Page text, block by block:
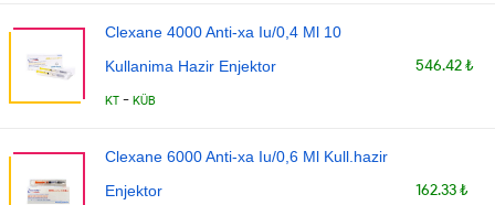
Clexane 4000 Anti-xa Iu/0,4 Ml 10
Kullanima Hazir Enjektor
KT - KÜB
546.42 ₺
Clexane 6000 Anti-xa Iu/0,6 Ml Kull.hazir
Enjektor
162.33 ₺